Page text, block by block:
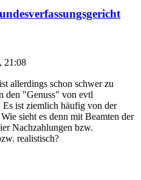
21:08
allerdings schon schwer zu
den "Genuss" von evtl
ist ziemlich häufig von der
sieht es denn mit Beamten der
Nachzahlungen bzw.
realistisch?